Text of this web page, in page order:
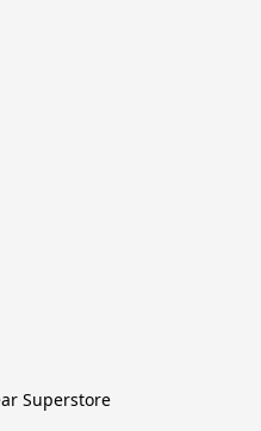
Superstore